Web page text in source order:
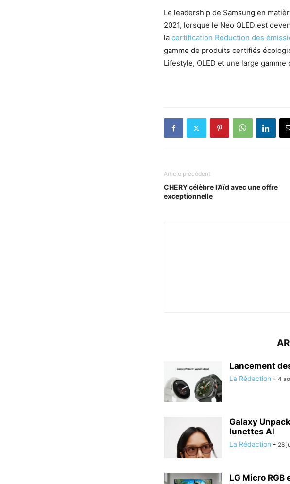
Le leadership de Samsung en
2021, lorsque le Neo QLED est
la certification Réduction des
gamme de produits certifiés
Lifestyle, OLED et une large
Article précédent
CHERY célèbre l’Aïd avec une offre
exceptionnelle
Lancement
La Rédaction - 4
Galaxy
lunettes AI
La Rédaction - 28
LG Micro